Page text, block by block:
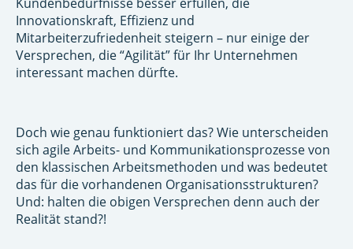
Innovationskraft, Effizienz und
Mitarbeiterzufriedenheit steigern – nur einige der
Versprechen, die “Agilität” für Ihr Unternehmen
interessant machen dürfte.
Doch wie genau funktioniert das? Wie unterscheiden
sich agile Arbeits- und Kommunikationsprozesse von
den klassischen Arbeitsmethoden und was bedeutet
das für die vorhandenen Organisationsstrukturen?
Und: halten die obigen Versprechen denn auch der
Realität stand?!